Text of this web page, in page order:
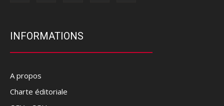
INFORMATIONS
A propos
Charte éditoriale